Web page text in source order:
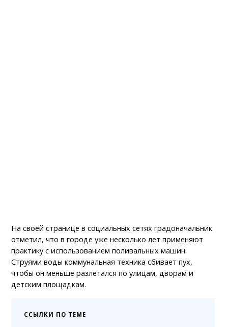
На своей странице в социальных сетях градоначальник
отметил, что в городе уже несколько лет применяют
практику с использованием поливальных машин.
Струями воды коммунальная техника сбивает пух,
чтобы он меньше разлетался по улицам, дворам и
детским площадкам.
ССЫЛКИ ПО ТЕМЕ